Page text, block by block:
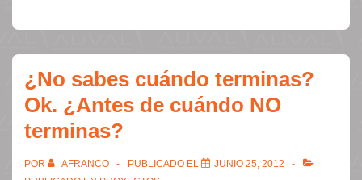
¿No sabes cuándo terminas?
Ok. ¿Antes de cuándo NO
terminas?
POR AFRANCO PUBLICADO EL
JUNIO 25, 2012